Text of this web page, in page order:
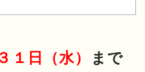
１日（水）
まで